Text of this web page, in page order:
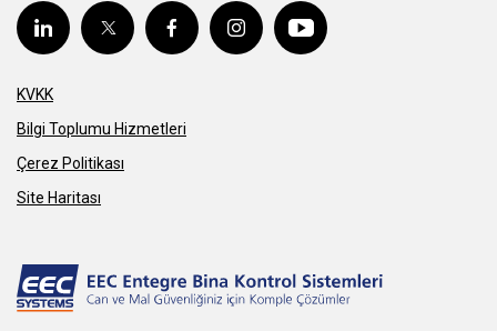
KVKK
Bilgi Toplumu Hizmetleri
Çerez Politikası
Site Haritası